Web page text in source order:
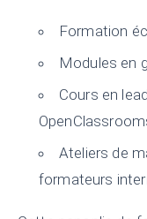
Formation
Modules en
Cours en
Ateliers de
formateurs